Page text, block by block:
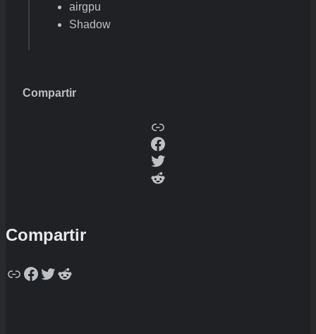
airgpu
Shadow
Compartir
Copy
Facebook
Twitter
Reddit
Compartir
Copy
Facebook
Twitter
Reddit